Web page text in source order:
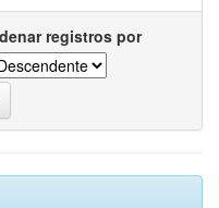
registros por